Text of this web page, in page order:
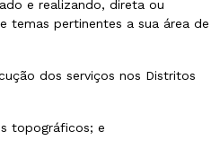
e realizando, direta ou
temas pertinentes a sua área de
dos serviços nos Distritos
topográficos; e